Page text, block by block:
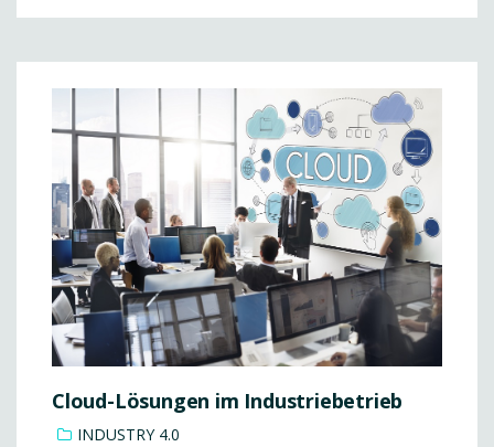
Cloud-Lösungen im Industriebetrieb
INDUSTRY 4.0